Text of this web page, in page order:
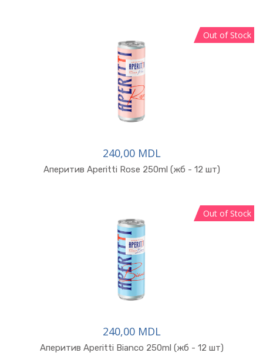
Out of Stock
240,00 MDL
Аперитив Aperitti Rose 250ml (жб - 12 шт)
Out of Stock
240,00 MDL
Аперитив Aperitti Bianco 250ml (жб - 12 шт)